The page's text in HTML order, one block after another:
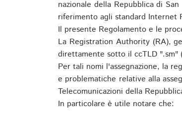
nazionale della Repubblica di
riferimento agli standard Internet
Il presente Regolamento e le
La Registration Authority (RA),
direttamente sotto il ccTLD ".sm"
Per tali nomi l'assegnazione, la
e problematiche relative alla
Telecomunicazioni della
In particolare è utile notare che: